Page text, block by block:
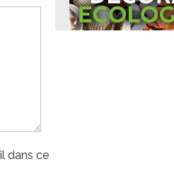
dans ce